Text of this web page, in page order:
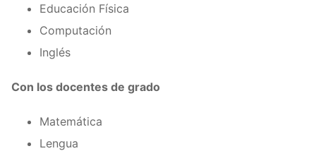
Educación Física
Computación
Inglés
Con los docentes de grado
Matemática
Lengua